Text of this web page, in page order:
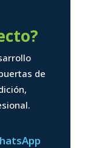
de